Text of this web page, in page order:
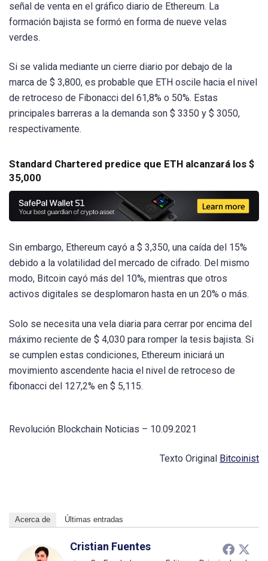
señal de venta en el gráfico diario de Ethereum. La
formación bajista se formó en forma de nueve velas
verdes.
Si se valida mediante un cierre diario por debajo de la
marca de $ 3,800, es probable que ETH oscile hacia el nivel
de retroceso de Fibonacci del 61,8% o 50%. Estas
principales barreras a la demanda son $ 3350 y $ 3050,
respectivamente.
Standard Chartered predice que ETH alcanzará los $
35,000
Sin embargo, Ethereum cayó a $ 3,350, una caída del 15%
debido a la volatilidad del mercado de cifrado. Del mismo
modo, Bitcoin cayó más del 10%, mientras que otros
activos digitales se desplomaron hasta en un 20% o más.
Solo se necesita una vela diaria para cerrar por encima del
máximo reciente de $ 4,030 para romper la tesis bajista. Si
se cumplen estas condiciones, Ethereum iniciará un
movimiento ascendente hacia el nivel de retroceso de
fibonacci del 127,2% en $ 5,115.
Revolución Blockchain Noticias – 10.09.2021
Texto Original Bitcoinist
Acerca de Últimas entradas
Cristian Fuentes